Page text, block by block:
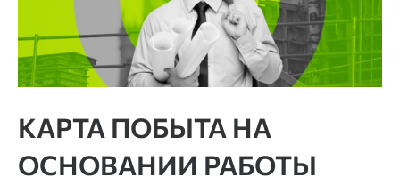
КАРТА ПОБЫТА НА
ОСНОВАНИИ РАБОТЫ